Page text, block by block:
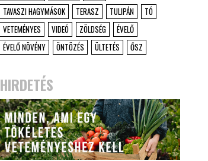
TAVASZI HAGYMÁSOK
TERASZ TULIPÁN
TÓ
VETEMÉNYES
VIDEÓ ZÖLDSÉG
ÉVELŐ
ÉVELŐ NÖVÉNY
ÖNTÖZÉS ÜLTETÉS ŐSZ
HIRDETÉS